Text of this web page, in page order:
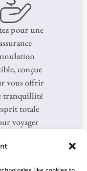
pour une
conçue
vous offrir
tranquillité
totale
voyager